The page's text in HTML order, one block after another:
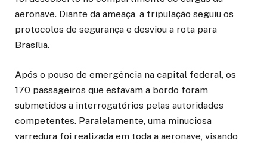
aeronave. Diante da ameaça, a tripulação seguiu os
protocolos de segurança e desviou a rota para
Brasília.
Após o pouso de emergência na capital federal, os
170 passageiros que estavam a bordo foram
submetidos a interrogatórios pelas autoridades
competentes. Paralelamente, uma minuciosa
varredura foi realizada em toda a aeronave, visando